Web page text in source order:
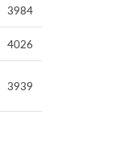
3984
4026
3939